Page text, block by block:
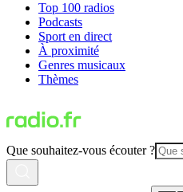
Top 100 radios
Podcasts
Sport en direct
À proximité
Genres musicaux
Thèmes
Que souhaitez-vous écouter ?